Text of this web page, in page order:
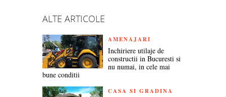
ALTE ARTICOLE
AMENAJARI
Inchiriere utilaje de
constructii in Bucuresti si
nu numai, in cele mai
bune conditii
CASA SI GRADINA